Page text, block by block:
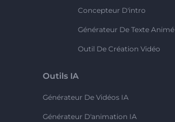
Concepteur D'intro
Générateur De Texte Animé
Outil De Création Vidéo
Outils IA
Générateur De Vidéos IA
Générateur D'animation IA